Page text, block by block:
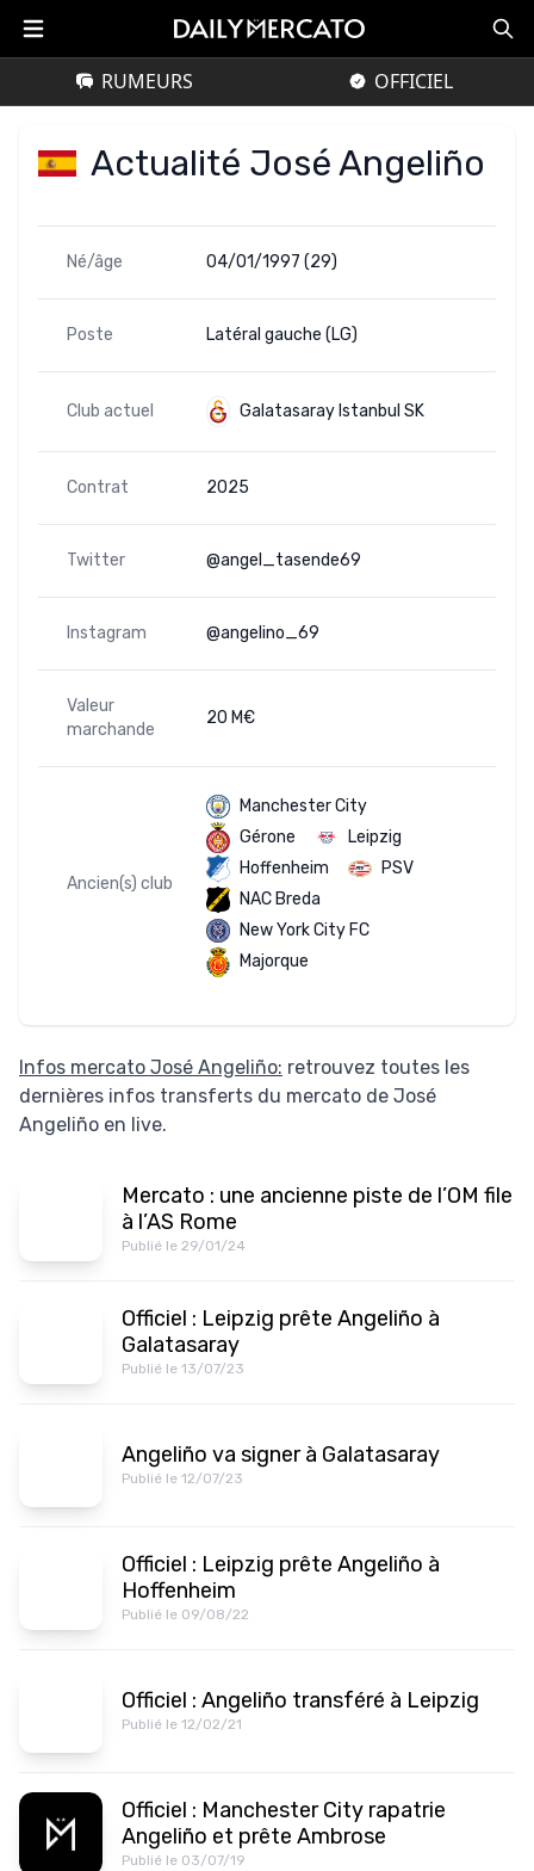
RUMEURS OFFICIEL
Actualité José Angeliño
Né/âge 04/01/1997 (29)
Poste Latéral gauche (LG)
Club actuel Galatasaray Istanbul SK
Contrat 2025
Twitter @angel_tasende69
Instagram @angelino_69
Valeur
marchande
20 M€
Ancien(s) club
Manchester City
Gérone
Leipzig
Hoffenheim
PSV
NAC Breda
New York City FC
Majorque
Infos mercato José Angeliño: retrouvez toutes les
dernières infos transferts du mercato de José
Angeliño en live.
Mercato : une ancienne piste de l’OM file
à l’AS Rome
Publié le 29/01/24
Officiel : Leipzig prête Angeliño à
Galatasaray
Publié le 13/07/23
Angeliño va signer à Galatasaray
Publié le 12/07/23
Officiel : Leipzig prête Angeliño à
Hoffenheim
Publié le 09/08/22
Officiel : Angeliño transféré à Leipzig
Publié le 12/02/21
Officiel : Manchester City rapatrie
Angeliño et prête Ambrose
Publié le 03/07/19